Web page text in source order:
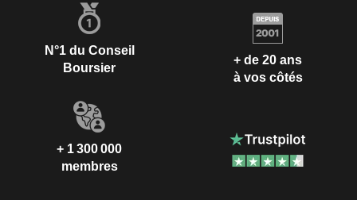
N°1 du Conseil
Boursier
+ de 20 ans
à vos côtés
+ 1 300 000
membres